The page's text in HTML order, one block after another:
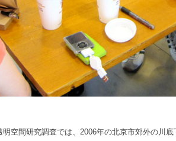
空間研究調査では、2006年の北京市郊外の川